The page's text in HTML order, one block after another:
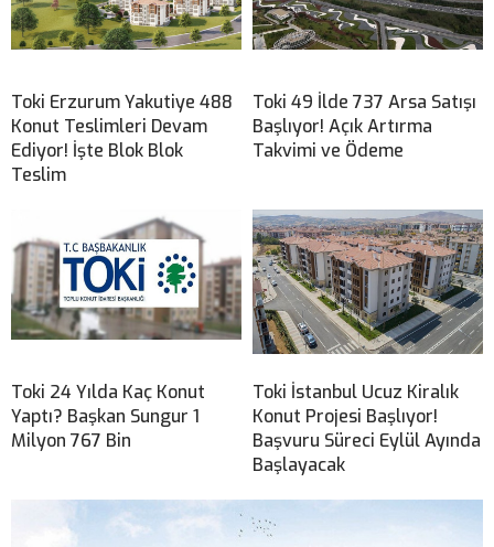
Toki Erzurum Yakutiye 488
Konut Teslimleri Devam
Ediyor! İşte Blok Blok
Teslim
Toki 49 İlde 737 Arsa Satışı
Başlıyor! Açık Artırma
Takvimi ve Ödeme
Toki 24 Yılda Kaç Konut
Yaptı? Başkan Sungur 1
Milyon 767 Bin
Toki İstanbul Ucuz Kiralık
Konut Projesi Başlıyor!
Başvuru Süreci Eylül Ayında
Başlayacak